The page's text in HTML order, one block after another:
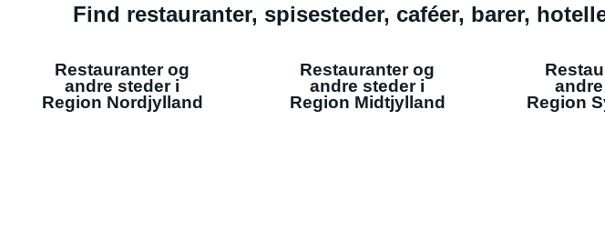
Find restauranter, spisesteder, caféer, barer,
Restauranter og
andre steder i
Region Nordjylland
Restauranter og
andre steder i
Region Midtjylland
Region